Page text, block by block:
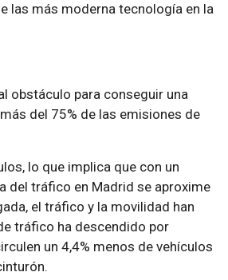
las más moderna tecnología en la
obstáculo para conseguir una
del 75% de las emisiones de
lo que implica que con un
del tráfico en Madrid se aproxime
el tráfico y la movilidad han
tráfico ha descendido por
un 4,4% menos de vehículos